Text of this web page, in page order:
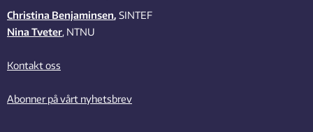
Christina Benjaminsen, SINTEF
Nina Tveter, NTNU
Kontakt oss
Abonner på vårt nyhetsbrev